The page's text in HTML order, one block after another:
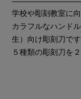
学校や彫刻教室に
カラフルなハンド
生）向け彫刻刀です
５種類の彫刻刀を